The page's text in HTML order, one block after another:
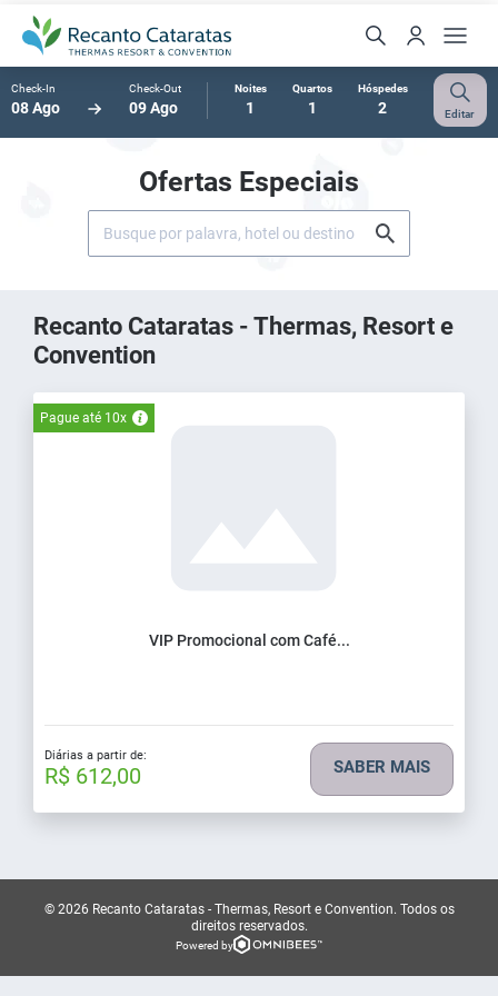
Check-In
08 Ago
Check-Out
09 Ago
Noites
1
Quartos
1
Hóspedes
2 Editar
Ofertas Especiais
Recanto Cataratas - Thermas, Resort e
Convention
Pague até 10x
VIP Promocional com Café...
Diárias a partir de:
R$ 612,00 SABER MAIS
© 2026 Recanto Cataratas - Thermas, Resort e Convention. Todos os
direitos reservados.
Powered by